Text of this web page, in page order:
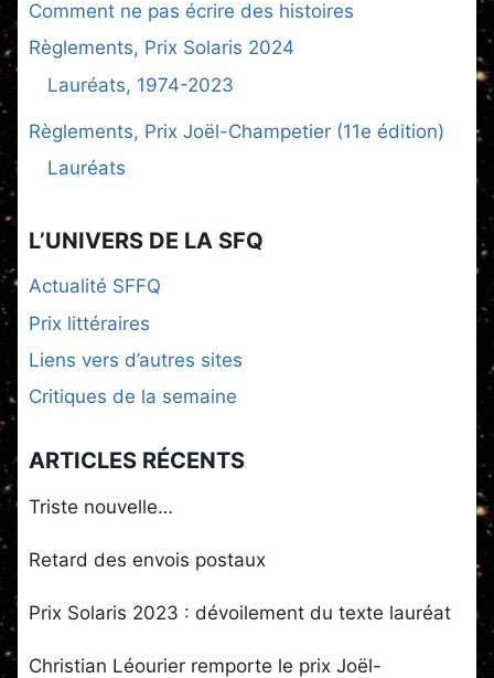
Comment ne pas écrire des histoires
Règlements, Prix Solaris 2024
Lauréats, 1974-2023
Règlements, Prix Joël-Champetier (11e édition)
Lauréats
L’UNIVERS DE LA SFQ
Actualité SFFQ
Prix littéraires
Liens vers d’autres sites
Critiques de la semaine
ARTICLES RÉCENTS
Triste nouvelle…
Retard des envois postaux
Prix Solaris 2023 : dévoilement du texte lauréat
Christian Léourier remporte le prix Joël-